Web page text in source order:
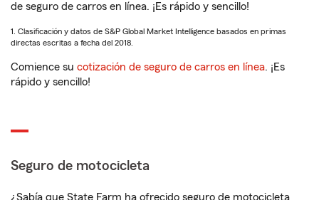
de seguro de carros en línea. ¡Es rápido y sencillo!
1. Clasificación y datos de S&P Global Market Intelligence basados en primas
directas escritas a fecha del 2018.
Comience su cotización de seguro de carros en línea. ¡Es
rápido y sencillo!
Seguro de motocicleta
¿Sabía que State Farm ha ofrecido seguro de motocicleta